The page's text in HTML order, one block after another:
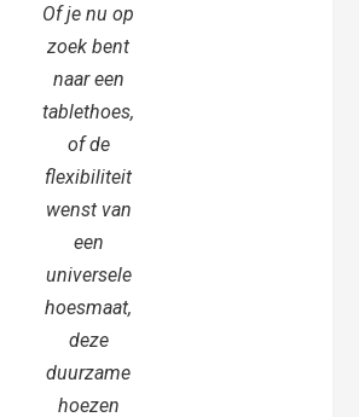
Of je nu op
zoek bent
naar een
tablethoes,
of de
flexibiliteit
wenst van
een
universele
hoesmaat,
deze
duurzame
hoezen